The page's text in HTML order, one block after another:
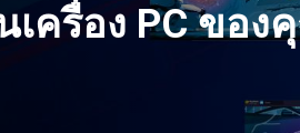
เครื่อง PC ขอ